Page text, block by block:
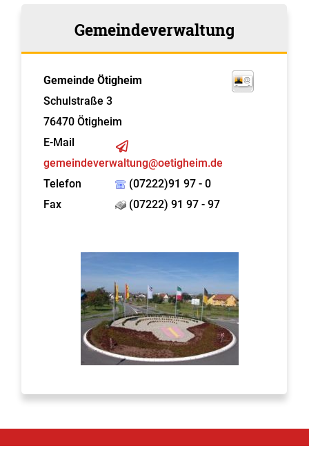
Gemeindeverwaltung
Gemeinde Ötigheim
Schulstraße 3
76470 Ötigheim
E-Mail
gemeindeverwaltung@oetigheim.de
Telefon
(07222)91 97 - 0
Fax
(07222) 91 97 - 97